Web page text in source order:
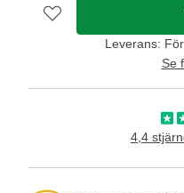
Leverans:
Se
4,4